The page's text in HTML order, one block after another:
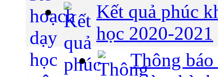
Kết quả phúc
học 2020-2021
Thông